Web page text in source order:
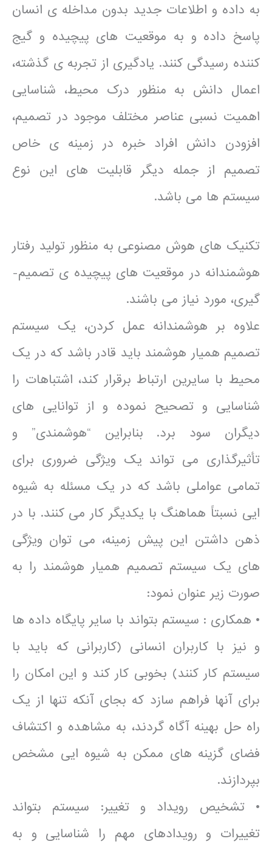
به داده و اطلاعات جدید بدون مداخله ی انسان
پاسخ داده و به موقعیت های پیچیده و گیج
کننده رسیدگی کنند. یادگیری از تجربه ی گذشته،
اعمال دانش به منظور درک محیط، شناسایی
اهمیت نسبی عناصر مختلف موجود در تصمیم،
افزودن دانش افراد خبره در زمینه ی خاص
تصمیم از جمله دیگر قابلیت های این نوع
سیستم ها می باشد.
تکنیک های هوش مصنوعی به منظور تولید رفتار
هوشمندانه در موقعیت های پیچیده ی تصمیم-
گیری، مورد نیاز می باشند.
علاوه بر هوشمندانه عمل کردن، یک سیستم
تصمیم همیار هوشمند باید قادر باشد که در یک
محیط با سایرین ارتباط برقرار کند، اشتباهات را
شناسایی و تصحیح نموده و از توانایی های
دیگران سود برد. بنابراین “هوشمندی” و
تأثیرگذاری می تواند یک ویژگی ضروری برای
تمامی عواملی باشد که در یک مسئله به شیوه
ایی نسبتاً هماهنگ با یکدیگر کار می کنند. با در
ذهن داشتن این پیش زمینه، می توان ویژگی
های یک سیستم تصمیم همیار هوشمند را به
صورت زیر عنوان نمود:
• همکاری : سیستم بتواند با سایر پایگاه داده ها
و نیز با کاربران انسانی (کاربرانی که باید با
سیستم کار کنند) بخوبی کار کند و این امکان را
برای آنها فراهم سازد که بجای آنکه تنها از یک
راه حل بهینه آگاه گردند، به مشاهده و اکتشاف
فضای گزینه های ممکن به شیوه ایی مشخص
بپردازند.
• تشخیص رویداد و تغییر: سیستم بتواند
تغییرات و رویدادهای مهم را شناسایی و به